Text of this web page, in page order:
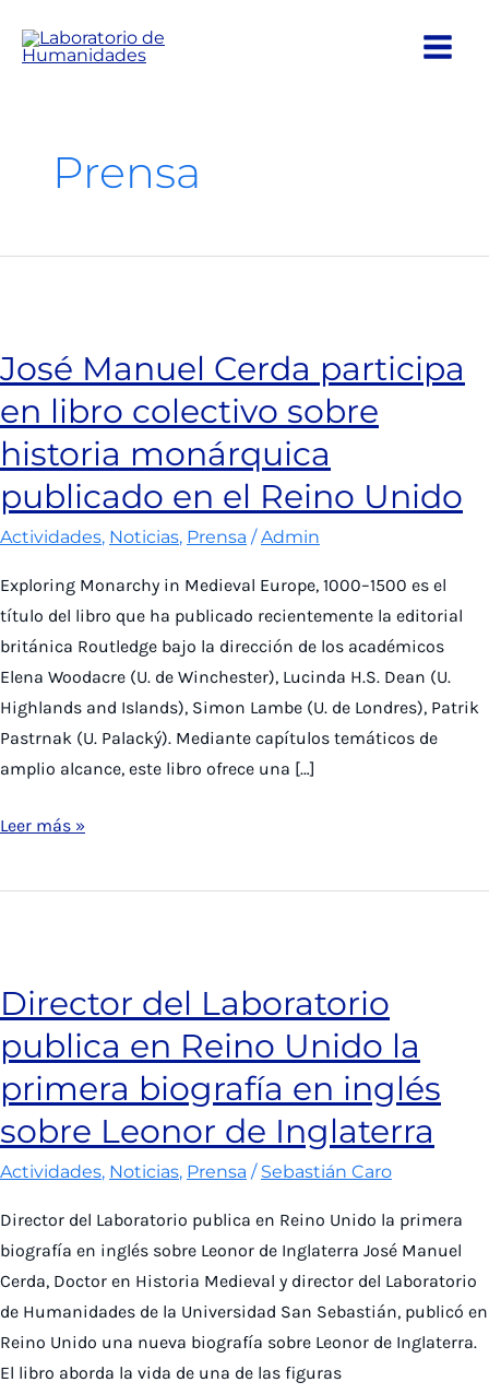
contenido
Prensa
José Manuel Cerda participa
en libro colectivo sobre
historia monárquica
publicado en el Reino Unido
Actividades, Noticias, Prensa /Admin
Exploring Monarchy in Medieval Europe, 1000–1500 es el
título del libro que ha publicado recientemente la editorial
británica Routledge bajo la dirección de los académicos
Elena Woodacre (U. de Winchester), Lucinda H.S. Dean (U.
Highlands and Islands), Simon Lambe (U. de Londres), Patrik
Pastrnak (U. Palacký). Mediante capítulos temáticos de
amplio alcance, este libro ofrece una […]
José
Cerda
colectivo
sobre
historia
monárquica
publicado
en
Reino
Unido
Leer más »
Director del Laboratorio
publica en Reino Unido la
primera biografía en inglés
sobre Leonor de Inglaterra
Actividades, Noticias, Prensa / Sebastián Caro
Director del Laboratorio publica en Reino Unido la primera
biografía en inglés sobre Leonor de Inglaterra José Manuel
Cerda, Doctor en Historia Medieval y director del Laboratorio
de Humanidades de la Universidad San Sebastián, publicó en
Reino Unido una nueva biografía sobre Leonor de Inglaterra.
El libro aborda la vida de una de las figuras